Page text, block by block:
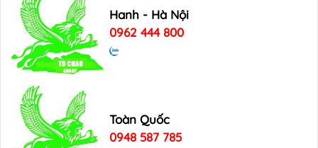
Hanh - Hà Nội
0962 444 800
Toàn Quốc
0948 587 785